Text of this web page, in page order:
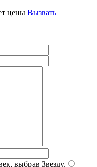
цены Вызвать
выбрав Звезду.